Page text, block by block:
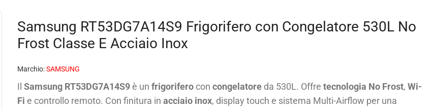
Samsung RT53DG7A14S9 Frigorifero con Congelatore 530L No
Frost Classe E Acciaio Inox
Marchio:SAMSUNG
Il Samsung RT53DG7A14S9è un frigoriferocon congelatoreda 530L. Offre tecnologia No Frost, Wi-
Fi e controllo remoto. Con finitura in acciaio inox, display touch e sistema Multi-Airflow per una